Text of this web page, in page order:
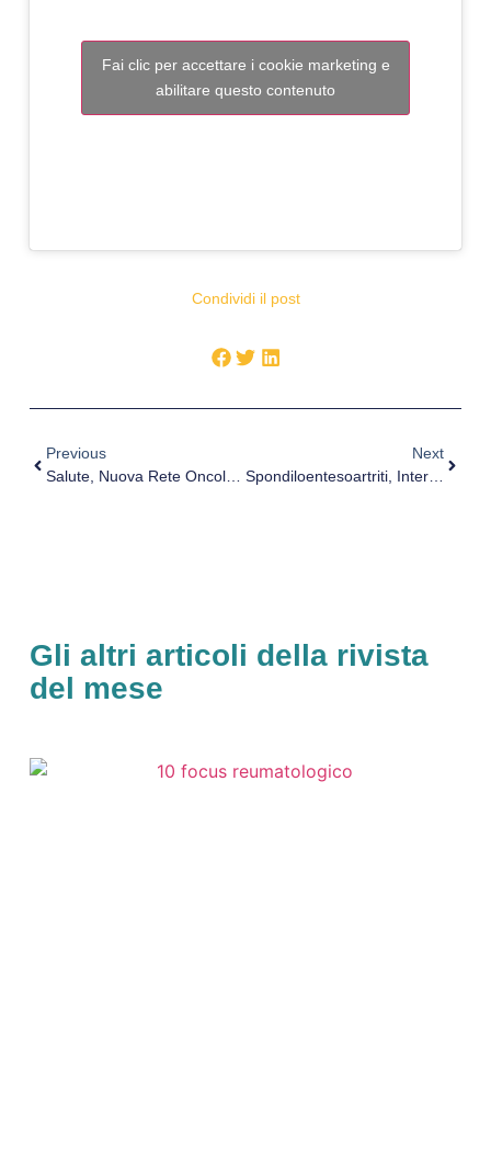
Fai clic per accettare i cookie marketing e
abilitare questo contenuto
Condividi il post
Previous
Salute, Nuova Rete Oncologica Siciliana
Next
Spondiloentesoartriti, Intervista Al Dott. Salvatore D’Angelo
Gli altri articoli della rivista
del mese